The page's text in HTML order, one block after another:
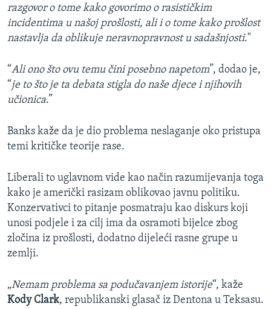
razgovor o tome kako govorimo o rasističkim
incidentima u našoj prošlosti, ali i o tome kako prošlost
nastavlja da oblikuje neravnopravnost u sadašnjosti."
“Ali ono što ovu temu čini posebno napetom”, dodao je,
“je to što je ta debata stigla do naše djece i njihovih
učionica.”
Banks kaže da je dio problema neslaganje oko pristupa
temi kritičke teorije rase.
Liberali to uglavnom vide kao način razumijevanja toga
kako je američki rasizam oblikovao javnu politiku.
Konzervativci to pitanje posmatraju kao diskurs koji
unosi podjele i za cilj ima da osramoti bijelce zbog
zločina iz prošlosti, dodatno dijeleći rasne grupe u
zemlji.
„Nemam problema sa podučavanjem istorije“, kaže
Kody Clark, republikanski glasač iz Dentona u Teksasu.